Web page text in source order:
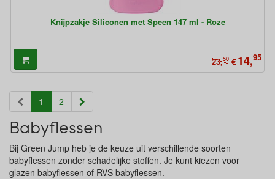
Knijpzakje Siliconen met Speen 147 ml - Roze
23,50 €14,95
1 (current)
2
Babyflessen
Bij Green Jump heb je de keuze uit verschillende soorten
babyflessen zonder schadelijke stoffen. Je kunt kiezen voor
glazen babyflessen of RVS babyflessen.